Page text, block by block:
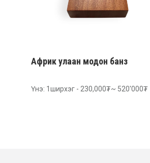
Африк улаан модон банз
Үнэ: 1ширхэг - 230,000₮~ 520'000₮